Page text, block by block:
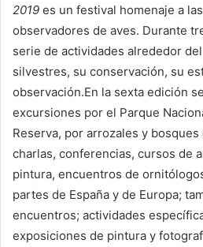
2019 es un festival homenaje a
observadores de aves. Durante
serie de actividades alrededor
silvestres, su conservación, su
observación.En la sexta edición
excursiones por el Parque
Reserva, por arrozales y
charlas, conferencias, cursos de
pintura, encuentros de
partes de España y de Europa;
encuentros; actividades
exposiciones de pintura y